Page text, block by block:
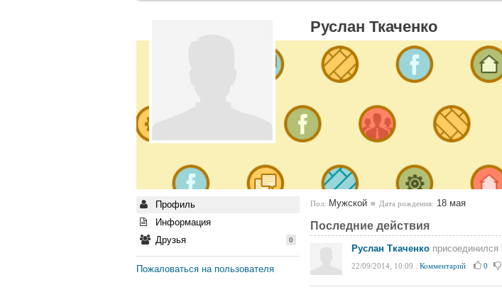
Профиль
Информация
Друзья
0
Пожаловаться на пользователя
Руслан Ткаченко
Пол: Мужской Дата рождения: 18 мая
Последние действия
Руслан Ткаченко присоединился
22/09/2014, 10:09 Комментарий 0